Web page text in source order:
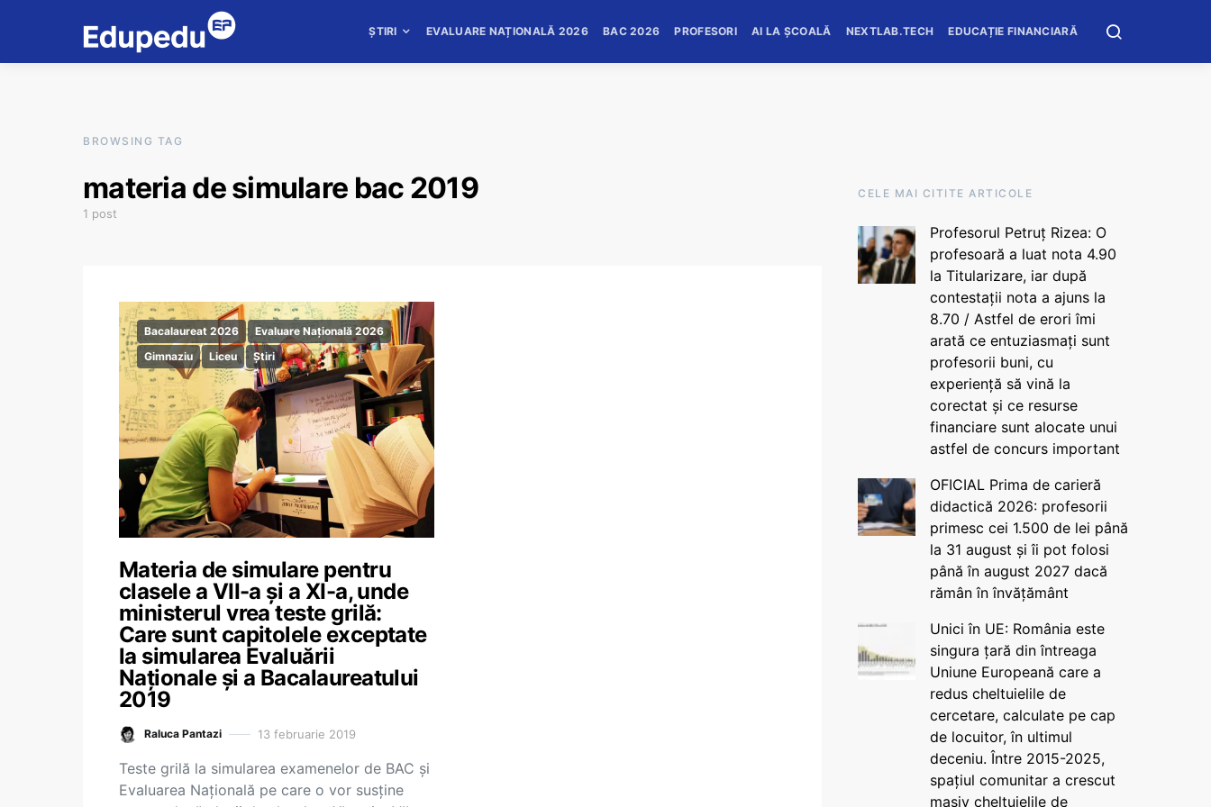
ȘTIRI EVALUARE NAȚIONALĂ 2026 BAC 2026 PROFESORI AI LA ȘCOALĂ NEXTLAB.TECH EDUCAȚIE FINANCIARĂ
BROWSING TAG
materia de simulare bac 2019
1 post
Bacalaureat 2026
Evaluare Națională 2026
Gimnaziu
Liceu Știri
Materia de simulare pentru
clasele a VII-a și a XI-a, unde
ministerul vrea teste grilă:
Care sunt capitolele exceptate
la simularea Evaluării
Naționale și a Bacalaureatului
2019
Raluca Pantazi 13 februarie 2019
Teste grilă la simularea examenelor de BAC și
Evaluarea Națională pe care o vor susține
CELE MAI CITITE ARTICOLE
Profesorul Petruț Rizea: O
profesoară a luat nota 4.90
la Titularizare, iar după
contestații nota a ajuns la
8.70 / Astfel de erori îmi
arată ce entuziasmați sunt
profesorii buni, cu
experiență să vină la
corectat și ce resurse
financiare sunt alocate unui
astfel de concurs important
OFICIAL Prima de carieră
didactică 2026: profesorii
primesc cei 1.500 de lei până
la 31 august și îi pot folosi
până în august 2027 dacă
rămân în învățământ
Unici în UE: România este
singura țară din întreaga
Uniune Europeană care a
redus cheltuielile de
cercetare, calculate pe cap
de locuitor, în ultimul
deceniu. Între 2015-2025,
spațiul comunitar a crescut
masiv cheltuielile de